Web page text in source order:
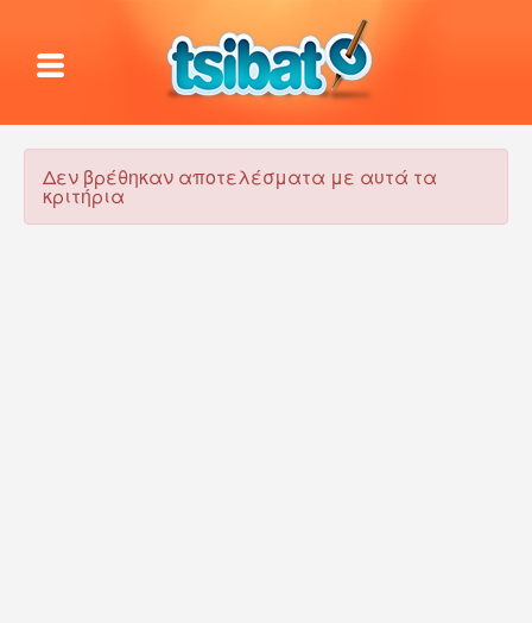
Δεν βρέθηκαν αποτελέσματα με αυτά τα
κριτήρια